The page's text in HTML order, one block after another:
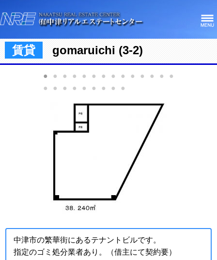
賃貸 gomaruichi (3-2)
● ● ● ● ● ● ● ● ● ● ● ● ●
●
●
● ● ● ● ● ● ● ●
中津市の繁華街にあるテナントビルです。
指定のゴミ処分業者あり。（借主にて契約要）